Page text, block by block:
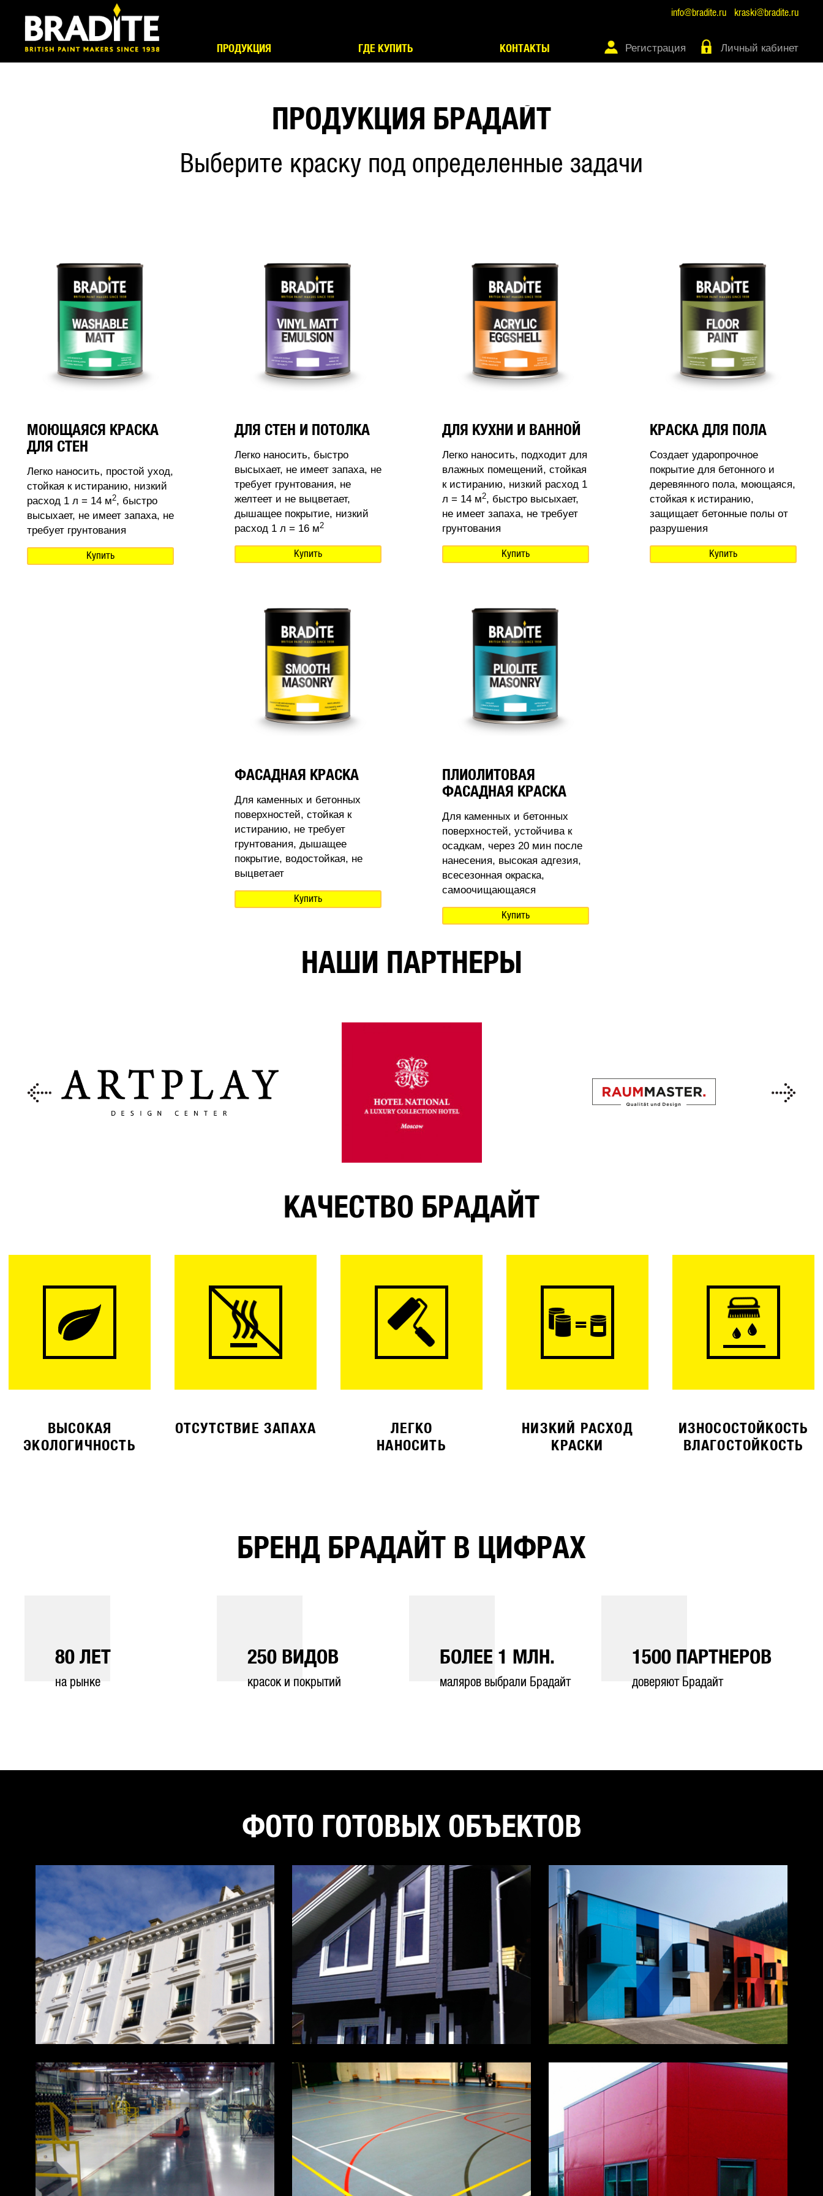
info@bradite.ru kraski@bradite.ru
ПРОДУКЦИЯ ГДЕ КУПИТЬ КОНТАКТЫ Регистрация Личный кабинет
ПРОДУКЦИЯ БРАДАЙТ
Выберите краску под определенные задачи
МОЮЩАЯСЯ КРАСКА
ДЛЯ СТЕН
Легко наносить, простой уход,
стойкая к истиранию, низкий
расход 1 л = 14 м2, быстро
высыхает, не имеет запаха, не
требует грунтования
Купить
ДЛЯ СТЕН И ПОТОЛКА
Легко наносить, быстро
высыхает, не имеет запаха, не
требует грунтования, не
желтеет и не выцветает,
дышащее покрытие, низкий
расход 1 л = 16 м2
Купить
ДЛЯ КУХНИ И ВАННОЙ
Легко наносить, подходит для
влажных помещений, стойкая
к истиранию, низкий расход 1
л = 14 м2, быстро высыхает,
не имеет запаха, не требует
грунтования
Купить
КРАСКА ДЛЯ ПОЛА
Создает ударопрочное
покрытие для бетонного и
деревянного пола, моющаяся,
стойкая к истиранию,
защищает бетонные полы от
разрушения
Купить
ФАСАДНАЯ КРАСКА
Для каменных и бетонных
поверхностей, стойкая к
истиранию, не требует
грунтования, дышащее
покрытие, водостойкая, не
выцветает
Купить
ПЛИОЛИТОВАЯ
ФАСАДНАЯ КРАСКА
Для каменных и бетонных
поверхностей, устойчива к
осадкам, через 20 мин после
нанесения, высокая адгезия,
всесезонная окраска,
самоочищающаяся
Купить
НАШИ ПАРТНЕРЫ
Previous
КАЧЕСТВО БРАДАЙТ
ВЫСОКАЯ
ЭКОЛОГИЧНОСТЬ
ОТСУТСТВИЕ ЗАПАХА
ЛЕГКО
НАНОСИТЬ
НИЗКИЙ РАСХОД
КРАСКИ
ИЗНОСОСТОЙКОСТЬ
ВЛАГОСТОЙКОСТЬ
БРЕНД БРАДАЙТ В ЦИФРАХ
80 ЛЕТ
на рынке
250 ВИДОВ
красок и покрытий
БОЛЕЕ 1 МЛН.
маляров выбрали Брадайт
1500 ПАРТНЕРОВ
доверяют Брадайт
ФОТО ГОТОВЫХ ОБЪЕКТОВ